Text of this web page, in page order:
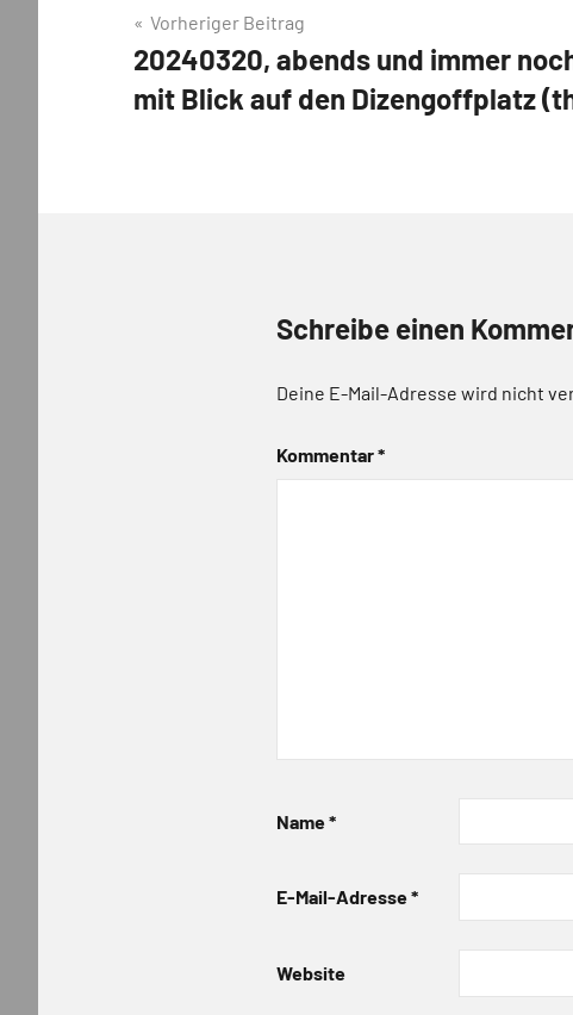
Beitragsnavigation
Vorheriger Beitrag
20240320, abends und immer
mit Blick auf den Dizengoffplatz
Schreibe einen
Deine E-Mail-Adresse wird nicht
Kommentar*
Name*
E-Mail-Adresse*
Website